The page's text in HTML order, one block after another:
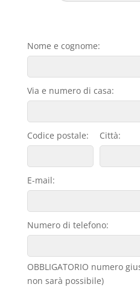
Nome e cognome:
Via e numero di casa:
Codice postale: Città:
E-mail:
Numero di telefono:
OBBLIGATORIO numero
non sarà possibile)